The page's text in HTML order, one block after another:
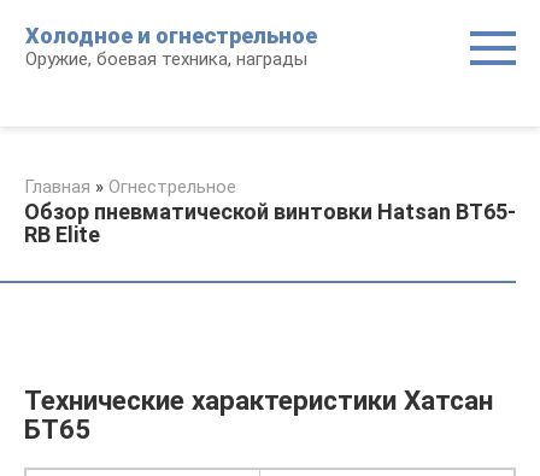
контенту
Холодное и огнестрельное
Оружие, боевая техника, награды
Главная » Огнестрельное
Обзор пневматической винтовки Hatsan BT65-
RB Elite
Технические характеристики Хатсан
БТ65